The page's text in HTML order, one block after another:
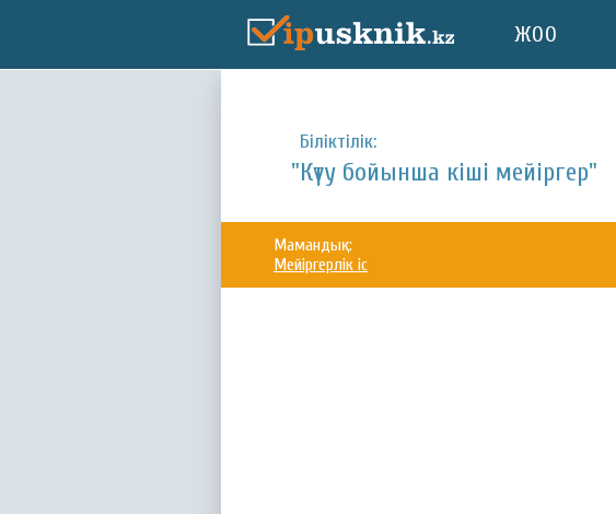
ЖОО
Біліктілік:
"Күту бойынша кіші мейіргер"
Мамандық:
Мейіргерлік іс